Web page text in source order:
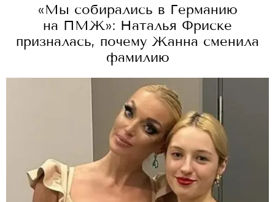
«Мы собирались в Германию
на ПМЖ»: Наталья Фриске
призналась, почему Жанна сменила
фамилию